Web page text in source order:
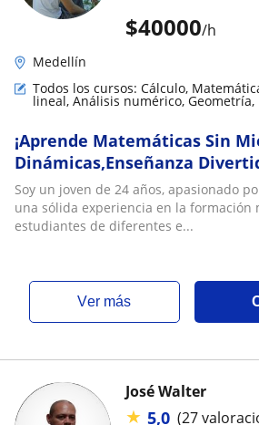
$40000/h
Medellín
Todos los cursos: Cálculo,
lineal, Análisis numérico, Geometría,
¡Aprende Matemáticas Sin
Dinámicas,Enseñanza
Joven y Apasionado
Soy un joven de 24 años, apasionado
una sólida experiencia en la formación
estudiantes de diferentes e...
ver más
José Walter
★ 5,0 (27